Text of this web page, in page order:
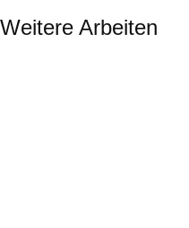
Weitere Arbeiten